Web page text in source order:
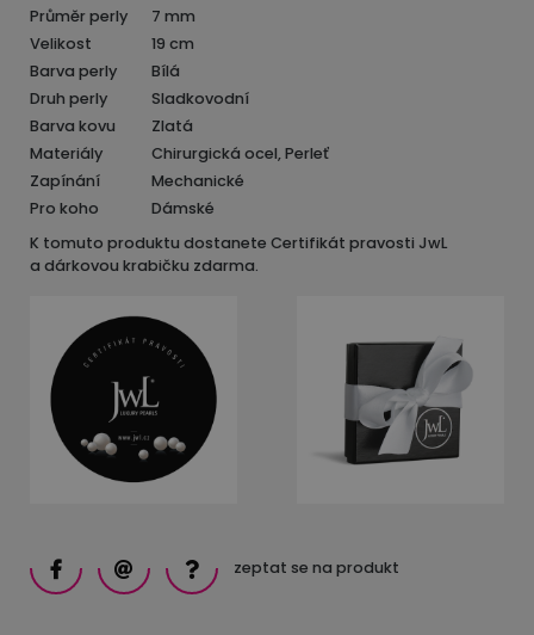
Průměr perly
7 mm
Velikost
19 cm
Barva perly
Bílá
Druh perly
Sladkovodní
Barva kovu
Zlatá
Materiály
Chirurgická ocel, Perleť
Zapínání
Mechanické
Pro koho
Dámské
K tomuto produktu dostanete Certifikát pravosti JwL
a dárkovou krabičku zdarma.
zeptat se na produkt